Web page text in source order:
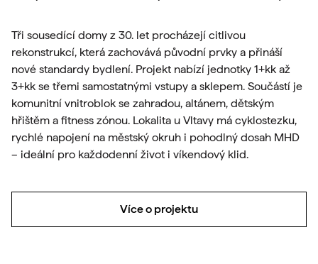
Tři sousedící domy z 30. let procházejí citlivou
rekonstrukcí, která zachovává původní prvky a přináší
nové standardy bydlení. Projekt nabízí jednotky 1+kk až
3+kk se třemi samostatnými vstupy a sklepem. Součástí je
komunitní vnitroblok se zahradou, altánem, dětským
hřištěm a fitness zónou. Lokalita u Vltavy má cyklostezku,
rychlé napojení na městský okruh i pohodlný dosah MHD
– ideální pro každodenní život i víkendový klid.
Více o projektu